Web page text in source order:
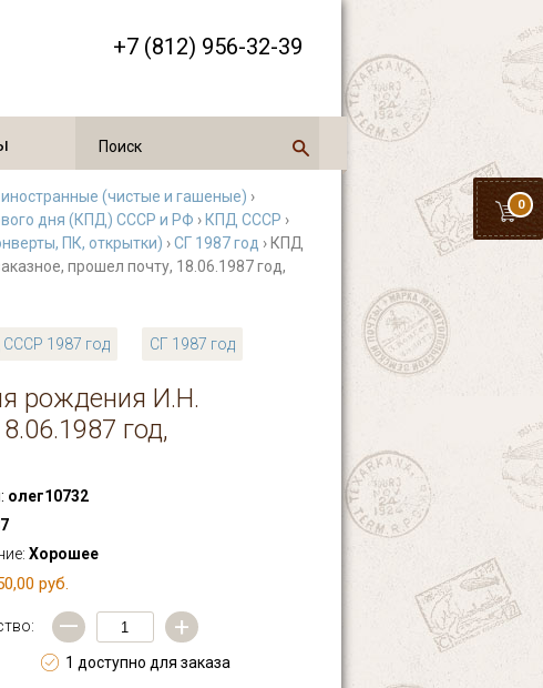
+7 (812) 956-32-39
0
(чистые и гашеные) ›
дня (КПД) СССР и РФ › КПД СССР ›
ПК, открытки) ›СГ 1987 год › КПД
прошел почту, 18.06.1987 год,
1987 год СГ 1987 год
рождения И.Н.
год,
олег10732
Хорошее
руб.
— +
1 доступно для заказа